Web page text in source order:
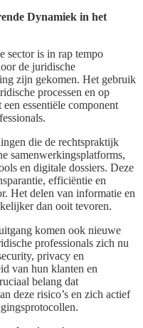
Dynamiek in het
sector is in rap tempo
de juridische
zijn gekomen. Het gebruik
processen en op
essentiële component
die de rechtspraktijk
samenwerkingsplatforms,
en digitale dossiers. Deze
efficiëntie en
Het delen van informatie en
dan ooit tevoren.
komen ook nieuwe
professionals zich nu
privacy en
van hun klanten en
belang dat
deze risico’s en zich actief